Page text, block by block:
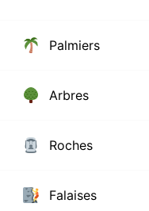
Palmiers
Arbres
Roches
Falaises